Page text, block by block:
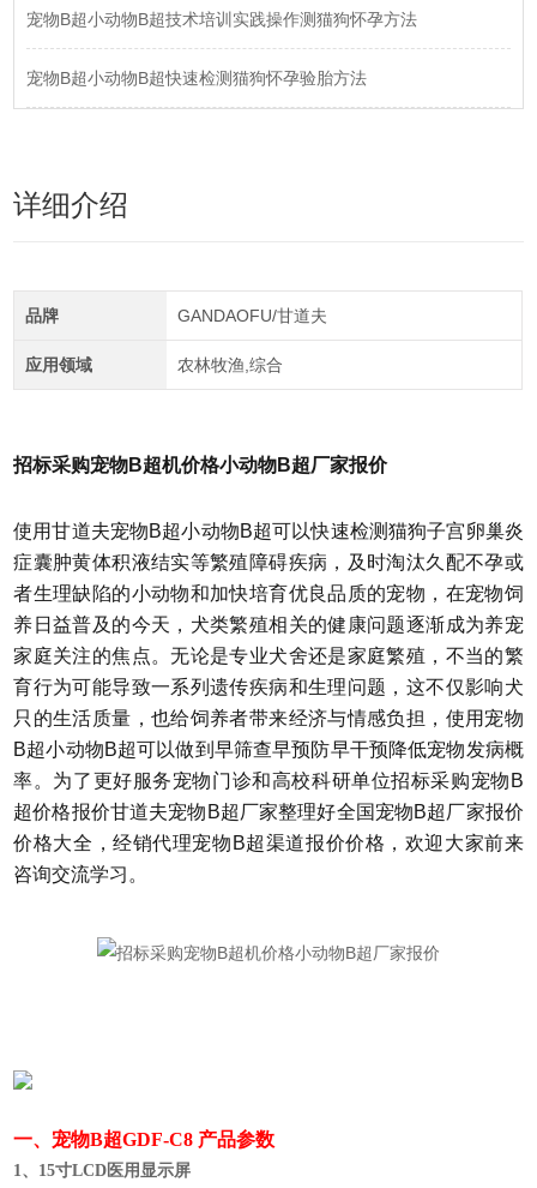
宠物B超小动物B超技术培训实践操作测猫狗怀孕方法
宠物B超小动物B超快速检测猫狗怀孕验胎方法
详细介绍
品牌 GANDAOFU/甘道夫
应用领域 农林牧渔,综合
招标采购宠物B超机价格小动物B超厂家报价
使用甘道夫宠物B超小动物B超可以快速检测猫狗子宫卵巢炎
症囊肿黄体积液结实等繁殖障碍疾病，及时淘汰久配不孕或
者生理缺陷的小动物和加快培育优良品质的宠物，在宠物饲
养日益普及的今天，犬类繁殖相关的健康问题逐渐成为养宠
家庭关注的焦点。无论是专业犬舍还是家庭繁殖，不当的繁
育行为可能导致一系列遗传疾病和生理问题，这不仅影响犬
只的生活质量，也给饲养者带来经济与情感负担，使用宠物
B超小动物B超可以做到早筛查早预防早干预降低宠物发病概
率。为了更好服务宠物门诊和高校科研单位招标采购宠物B
超价格报价甘道夫宠物B超厂家整理好全国宠物B超厂家报价
价格大全，经销代理宠物B超渠道报价价格，欢迎大家前来
咨询交流学习。
一、宠物B超GDF-C8 产品参数
1、15寸LCD医用显示屏